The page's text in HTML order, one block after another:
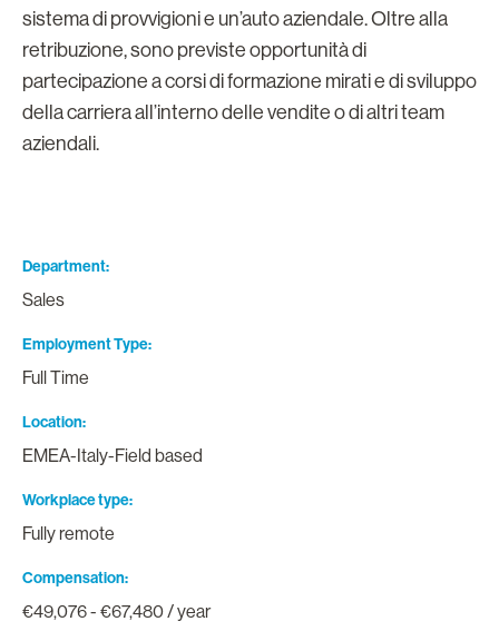
sistema di provvigioni e un’auto aziendale. Oltre alla
retribuzione, sono previste opportunità di
partecipazione a corsi di formazione mirati e di sviluppo
della carriera all’interno delle vendite o di altri team
aziendali.
Department
Sales
Employment Type
Full Time
Location
EMEA-Italy-Field based
Workplace type
Fully remote
Compensation
€49,076 - €67,480 / year